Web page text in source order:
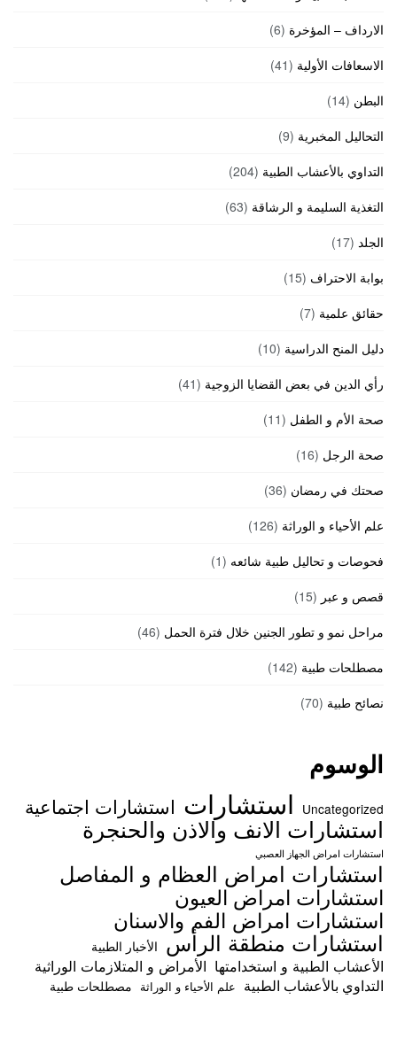
الارداف – المؤخرة (6)
الاسعافات الأولية (41)
البطن (14)
التحاليل المخبرية (9)
التداوي بالأعشاب الطبية (204)
التغذية السليمة و الرشاقة (63)
الجلد (17)
بوابة الاحتراف (15)
حقائق علمية (7)
دليل المنح الدراسية (10)
رأي الدين في بعض القضايا الزوجية (41)
صحة الأم و الطفل (11)
صحة الرجل (16)
صحتك في رمضان (36)
علم الأحياء و الوراثة (126)
فحوصات و تحاليل طبية شائعه (1)
قصص و عبر (15)
مراحل نمو و تطور الجنين خلال فترة الحمل (46)
مصطلحات طبية (142)
نصائح طبية (70)
الوسوم
Uncategorized استشارات استشارات اجتماعية
استشارات الانف والاذن والحنجرة
استشارات امراض الجهاز العصبي
استشارات امراض العظام و المفاصل
استشارات امراض العيون
استشارات امراض الفم والاسنان
استشارات منطقة الرأس الأخبار الطبية
الأعشاب الطبية و استخدامتها الأمراض و المتلازمات الوراثية
التداوي بالأعشاب الطبية علم الأحياء و الوراثة مصطلحات طبية